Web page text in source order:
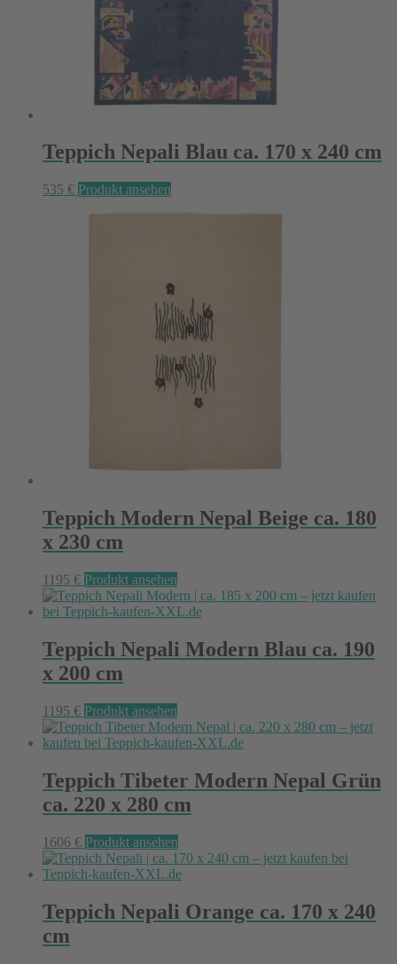
Teppich Nepali Blau ca. 170 x 240 cm
535 € Produkt ansehen
Teppich Modern Nepal Beige ca. 180
x 230 cm
1195 € Produkt ansehen
Teppich Nepali Modern Blau ca. 190
x 200 cm
1195 € Produkt ansehen
Teppich Tibeter Modern Nepal Grün
ca. 220 x 280 cm
1606 € Produkt ansehen
Teppich Nepali Orange ca. 170 x 240
cm